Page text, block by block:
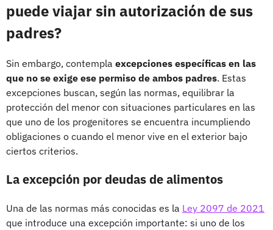
puede viajar sin autorización de sus
padres?
Sin embargo, contempla excepciones específicas en las
que no se exige ese permiso de ambos padres. Estas
excepciones buscan, según las normas, equilibrar la
protección del menor con situaciones particulares en las
que uno de los progenitores se encuentra incumpliendo
obligaciones o cuando el menor vive en el exterior bajo
ciertos criterios.
La excepción por deudas de alimentos
Una de las normas más conocidas es la Ley 2097 de 2021
que introduce una excepción importante: si uno de los